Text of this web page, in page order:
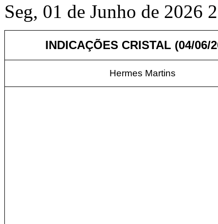
Seg, 01 de Junho de 2026
INDICAÇÕES CRISTAL (04/06/
Hermes Martins